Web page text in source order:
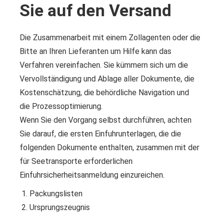
Sie auf den Versand
Die Zusammenarbeit mit einem Zollagenten oder die
Bitte an Ihren Lieferanten um Hilfe kann das
Verfahren vereinfachen. Sie kümmern sich um die
Vervollständigung und Ablage aller Dokumente, die
Kostenschätzung, die behördliche Navigation und
die Prozessoptimierung.
Wenn Sie den Vorgang selbst durchführen, achten
Sie darauf, die ersten Einfuhrunterlagen, die die
folgenden Dokumente enthalten, zusammen mit der
für Seetransporte erforderlichen
Einfuhrsicherheitsanmeldung einzureichen.
Packungslisten
Ursprungszeugnis